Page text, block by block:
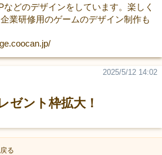
どのデザインをしています。楽しく
業研修用のゲームのデザイン制作も
ゼント枠拡大！
2025/5/12 14:02
る